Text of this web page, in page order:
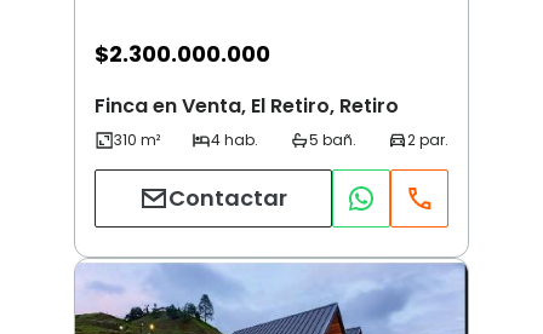
$2.300.000.000
Finca en Venta, El Retiro, Retiro
Contactar